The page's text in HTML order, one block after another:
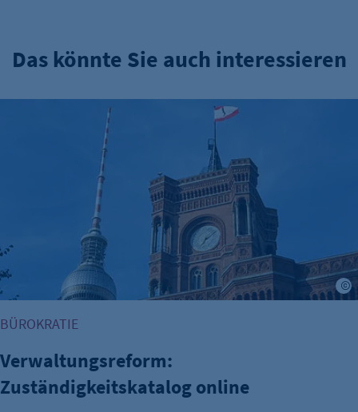
Das könnte Sie auch interessieren
Verwaltungsreform: Zuständigkeitskatalog online
BÜROKRATIE
Verwaltungsreform:
Zuständigkeitskatalog online